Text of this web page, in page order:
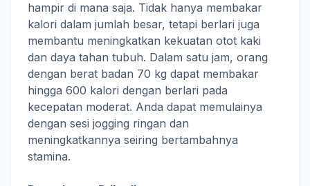
hampir di mana saja. Tidak hanya membakar
kalori dalam jumlah besar, tetapi berlari juga
membantu meningkatkan kekuatan otot kaki
dan daya tahan tubuh. Dalam satu jam, orang
dengan berat badan 70 kg dapat membakar
hingga 600 kalori dengan berlari pada
kecepatan moderat. Anda dapat memulainya
dengan sesi jogging ringan dan
meningkatkannya seiring bertambahnya
stamina.